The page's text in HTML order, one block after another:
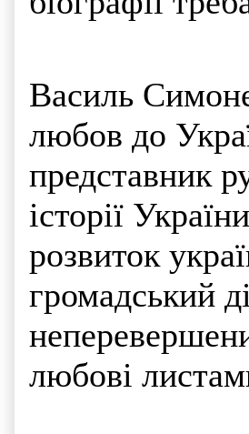
Василь
любов до
представник
історії
розвиток
громадський
любові